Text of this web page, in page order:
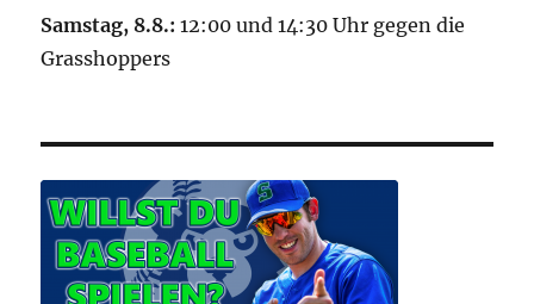
Samstag, 8.8.: 12:00 und 14:30 Uhr gegen die
Grasshoppers